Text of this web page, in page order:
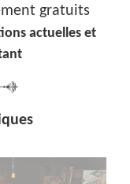
gratuits
actuelles et